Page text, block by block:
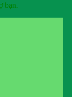
bạn.